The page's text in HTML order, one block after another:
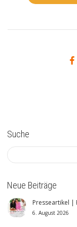
Suche
Neue Beiträge
Presseartikel |
6. August 2026